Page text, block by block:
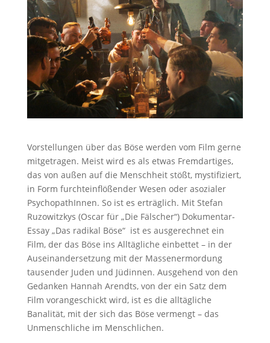
Vorstellungen über das Böse werden vom Film gerne
mitgetragen. Meist wird es als etwas Fremdartiges,
das von außen auf die Menschheit stößt, mystifiziert,
in Form furchteinflößender Wesen oder asozialer
PsychopathInnen. So ist es erträglich. Mit Stefan
Ruzowitzkys (Oscar für „Die Fälscher“) Dokumentar-
Essay „Das radikal Böse“ ist es ausgerechnet ein
Film, der das Böse ins Alltägliche einbettet – in der
Auseinandersetzung mit der Massen­ermordung
tausender Juden und Jüdinnen. Ausgehend von den
Gedanken Hannah Arendts, von der ein Satz dem
Film vorangeschickt wird, ist es die alltägliche
Banalität, mit der sich das Böse vermengt – das
Unmenschliche im Menschlichen.